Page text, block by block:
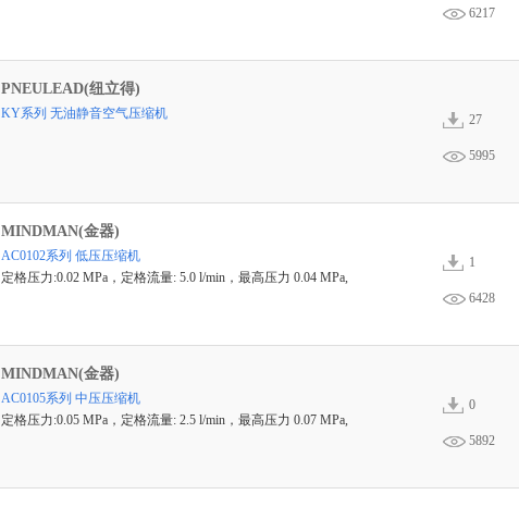
6217
PNEULEAD(纽立得)
KY系列 无油静音空气压缩机 27
5995
MINDMAN(金器)
AC0102系列 低压压缩机
定格压力:0.02 MPa，定格流量: 5.0 l/min，最高压力 0.04 MPa,
1
6428
MINDMAN(金器)
AC0105系列 中压压缩机
定格压力:0.05 MPa，定格流量: 2.5 l/min，最高压力 0.07 MPa,
0
5892